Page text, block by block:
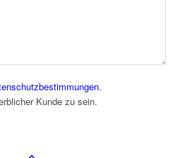
.
Kunde zu sein.
leer